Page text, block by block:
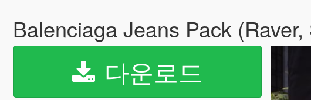
Balenciaga Jeans Pack
다운로드